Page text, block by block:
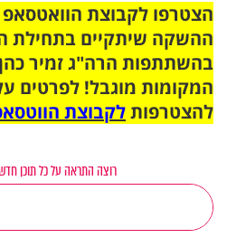
ההשקה שיתקיים בתחילת
בהשתתפות הרה"ג זמיר
המקומות מוגבל! לפרטים
להצטרפותלקבוצת
רוצה התראה על כל תוכן